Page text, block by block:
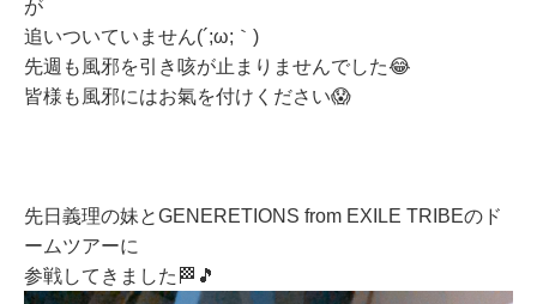
が
追いついていません(´;ω;｀)
先週も風邪を引き咳が止まりませんでした😂
皆様も風邪にはお氣を付けください😱
先日義理の妹とGENERETIONS from EXILE TRIBEのド
ームツアーに
参戦してきました🏁🎵